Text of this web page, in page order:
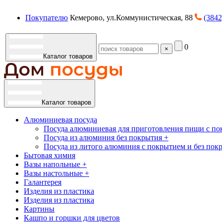
Покупателю Кемерово, ул.Коммунистическая, 88
Каталог товаров
× 0
Каталог товаров
Алюминиевая посуда
Посуда алюминиевая для приготовления пищи с
Посуда из алюминия без покрытия +
Посуда из литого алюминия с покрытием и без
Бытовая химия
Вазы напольные +
Вазы настольные +
Галантерея
Изделия из пластика
Изделия из пластика
Картины
Кашпо и горшки для цветов